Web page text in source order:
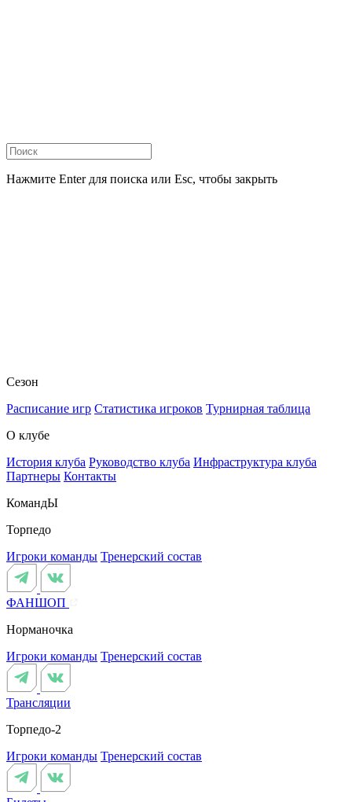
Нажмите Enter для поиска или Esc, чтобы закрыть
Сезон
Расписание игр Статистика игроков Турнирная таблица
О клубе
История клуба Руководство клуба Инфраструктура клуба
Партнеры Контакты
КомандЫ
Торпедо
Игроки команды Тренерский состав
ФАНШОП
Норманочка
Игроки команды Тренерский состав
Трансляции
Торпедо-2
Игроки команды Тренерский состав